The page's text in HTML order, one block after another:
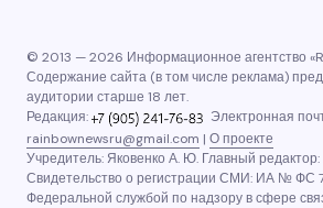
© 2013 — 2026 Информационное агентство
Содержание сайта (в том числе реклама)
аудитории старше 18 лет.
Редакция:
Электронная
rainbownewsru@gmail.com | О проекте
Учредитель: Яковенко А. Ю. Главный
Свидетельство о регистрации СМИ: ИА № ФС
Федеральной службой по надзору в сфере